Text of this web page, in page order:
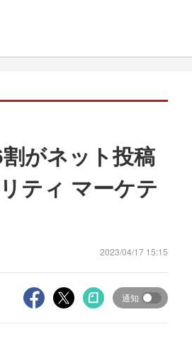
がネット投稿
ティ マーケテ
2023/04/17 15:15
通知